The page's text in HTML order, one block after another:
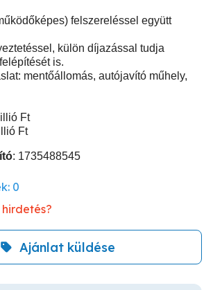
felszereléssel együtt
külön díjazással tudja
is.
mentőállomás, autójavító műhely,
Ft
Ft
: 1735488545
0
Ajánlat küldése